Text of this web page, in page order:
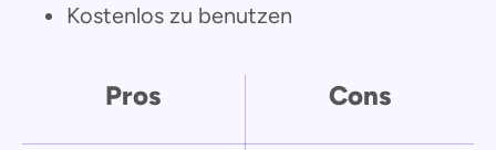
Kostenlos zu benutzen
Pros Cons